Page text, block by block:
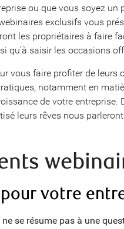
ou que vous soyez un
exclusifs vous
les propriétaires à faire
qu’à saisir les occasions
vous faire profiter de leurs
notamment en
de votre entreprise.
leurs rêves nous
votre
ne se résume pas à une